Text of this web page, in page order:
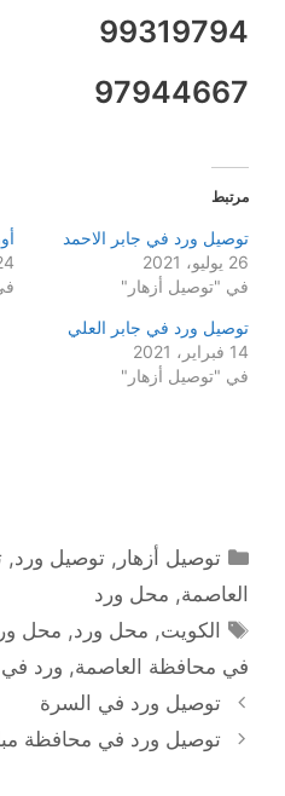
99319794
97944667
مرتبط
توصيل ورد في جابر الاحمد
26 يوليو، 2021
في "توصيل أزهار"
24
توصيل ورد في جابر العلي
14 فبراير، 2021
في "توصيل أزهار"
التصنيفات
توصيل أزهار ,توصيل ورد,
العاصمة, محل ورد
الوسوم
الكويت, محل ورد, محل
في محافظة العاصمة, ورد
توصيل ورد في السرة
توصيل ورد في محافظة